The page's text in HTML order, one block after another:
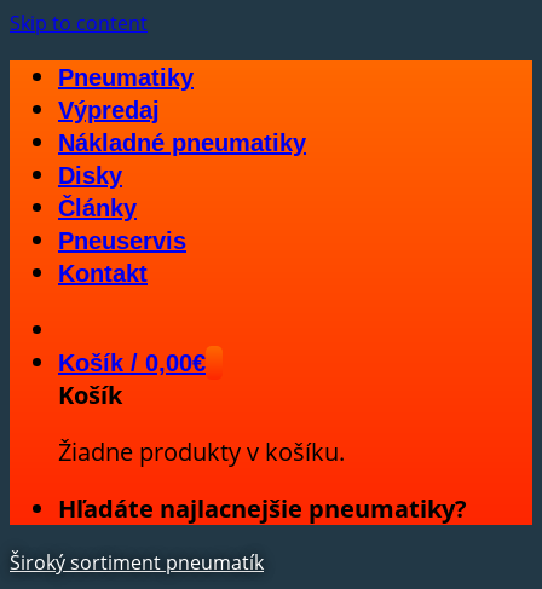
Skip to content
Pneumatiky
Výpredaj
Nákladné pneumatiky
Disky
Články
Pneuservis
Kontakt
Košík / 0,00€
Košík
Žiadne produkty v košíku.
Hľadáte najlacnejšie pneumatiky?
Široký sortiment pneumatík